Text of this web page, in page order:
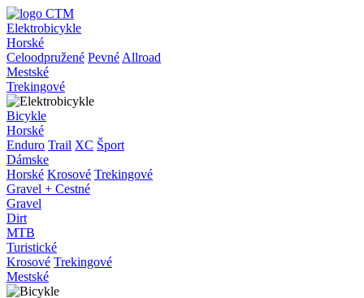
Elektrobicykle
Horské
Celoodpružené Pevné Allroad
Mestské
Trekingové
Bicykle
Horské
Enduro Trail XC Šport
Dámske
Horské Krosové Trekingové
Gravel + Cestné
Gravel
Dirt
MTB
Turistické
Krosové Trekingové
Mestské